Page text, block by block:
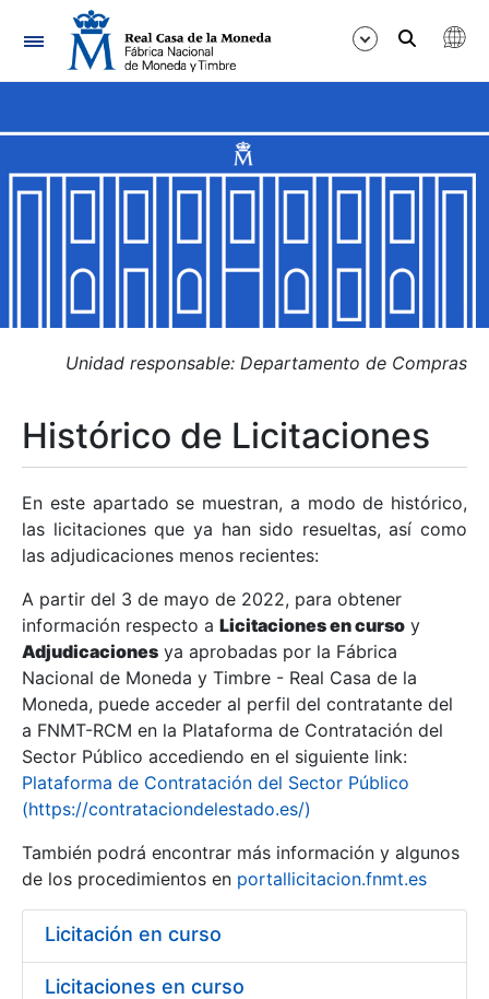
Navegación
Mostrar/Ocultar
Mostrar/Ocultar
Mostrar/Ocultar
Mostrar/Ocultar
Mostrar/Ocultar
Mostrar/Ocultar
Unidad responsable: Departamento de Compras
Histórico de Licitaciones
En este apartado se muestran, a modo de histórico,
las licitaciones que ya han sido resueltas, así como
las adjudicaciones menos recientes:
A partir del 3 de mayo de 2022, para obtener
información respecto a Licitaciones en curso y
Adjudicaciones ya aprobadas por la Fábrica
Nacional de Moneda y Timbre - Real Casa de la
Moneda, puede acceder al perfil del contratante del
a FNMT-RCM en la Plataforma de Contratación del
Sector Público accediendo en el siguiente link:
Plataforma de Contratación del Sector Público
(https://contrataciondelestado.es/)
También podrá encontrar más información y algunos
de los procedimientos en portallicitacion.fnmt.es
Licitación en curso
Licitaciones en curso